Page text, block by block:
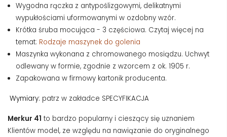
Wygodna rączka z antypoślizgowymi, delikatnymi
wypukłościami uformowanymi w ozdobny wzór.
Krótka śruba mocująca - 3 częściowa. Czytaj więcej na
temat: Rodzaje maszynek do golenia
Maszynka wykonana z chromowanego mosiądzu. Uchwyt
odlewany w formie, zgodnie z wzorcem z ok. 1905 r.
Zapakowana w firmowy kartonik producenta.
Wymiary: patrz w zakładce SPECYFIKACJA
Merkur 41 to bardzo popularny i cieszący się uznaniem
Klientów model, ze względu na nawiązanie do oryginalnego